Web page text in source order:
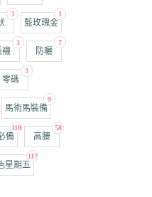
3 1
藍玫瑰金
1
襪
7
防曬
3
零碼
9
馬術馬裝備
110
備
58
高腰
117
星期五